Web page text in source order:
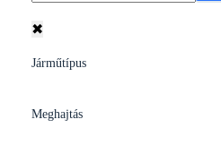
✖
Járműtípus
Meghajtás